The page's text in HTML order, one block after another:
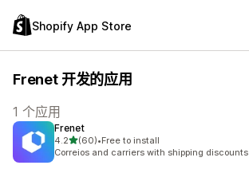
Shopify App Store
Frenet 开发的应用
1 个应用
Frenet
4.2星（满分 5 星）
(60)
总共 60 条评论
•Free to install
Correios and carriers with shipping discounts